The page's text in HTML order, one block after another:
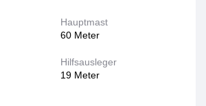
Hauptmast
60 Meter
Hilfsausleger
19 Meter